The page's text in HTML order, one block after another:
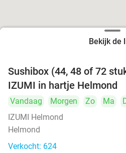
Bekijk de
Sushibox (44, 48 of 72
IZUMI in hartje Helmond
Vandaag Morgen Zo Ma
IZUMI Helmond
Helmond
Verkocht: 624